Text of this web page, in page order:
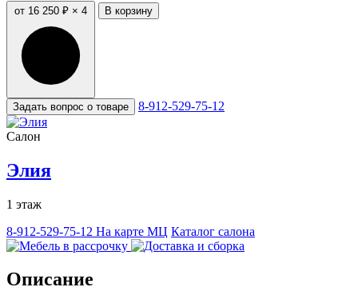
от 16 250 ₽ × 4 В корзину
Задать вопрос о товаре 8-912-529-75-12
Салон
Элия
1 этаж
8-912-529-75-12 На карте МЦ Каталог салона
Описание